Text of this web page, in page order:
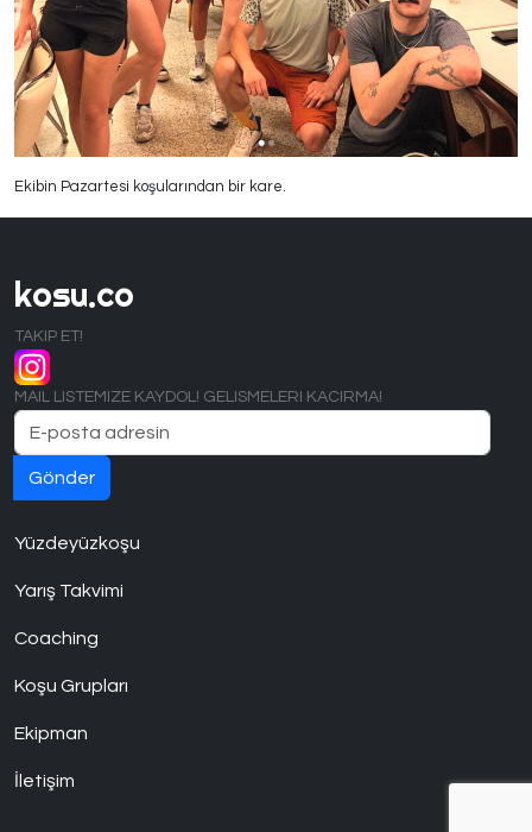
Ekibin Pazartesi koşularından bir kare.
kosu.co
TAKIP ET!
MAIL LISTEMIZE KAYDOL! GELISMELERI KACIRMA!
Yüzdeyüzkoşu
Yarış Takvimi
Coaching
Koşu Grupları
Ekipman
İletişim